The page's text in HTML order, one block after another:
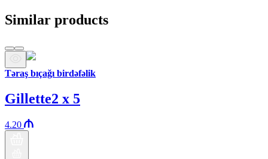
Similar products
Təraş bıçağı birdəfəlik
Gillette2 x 5
4.20